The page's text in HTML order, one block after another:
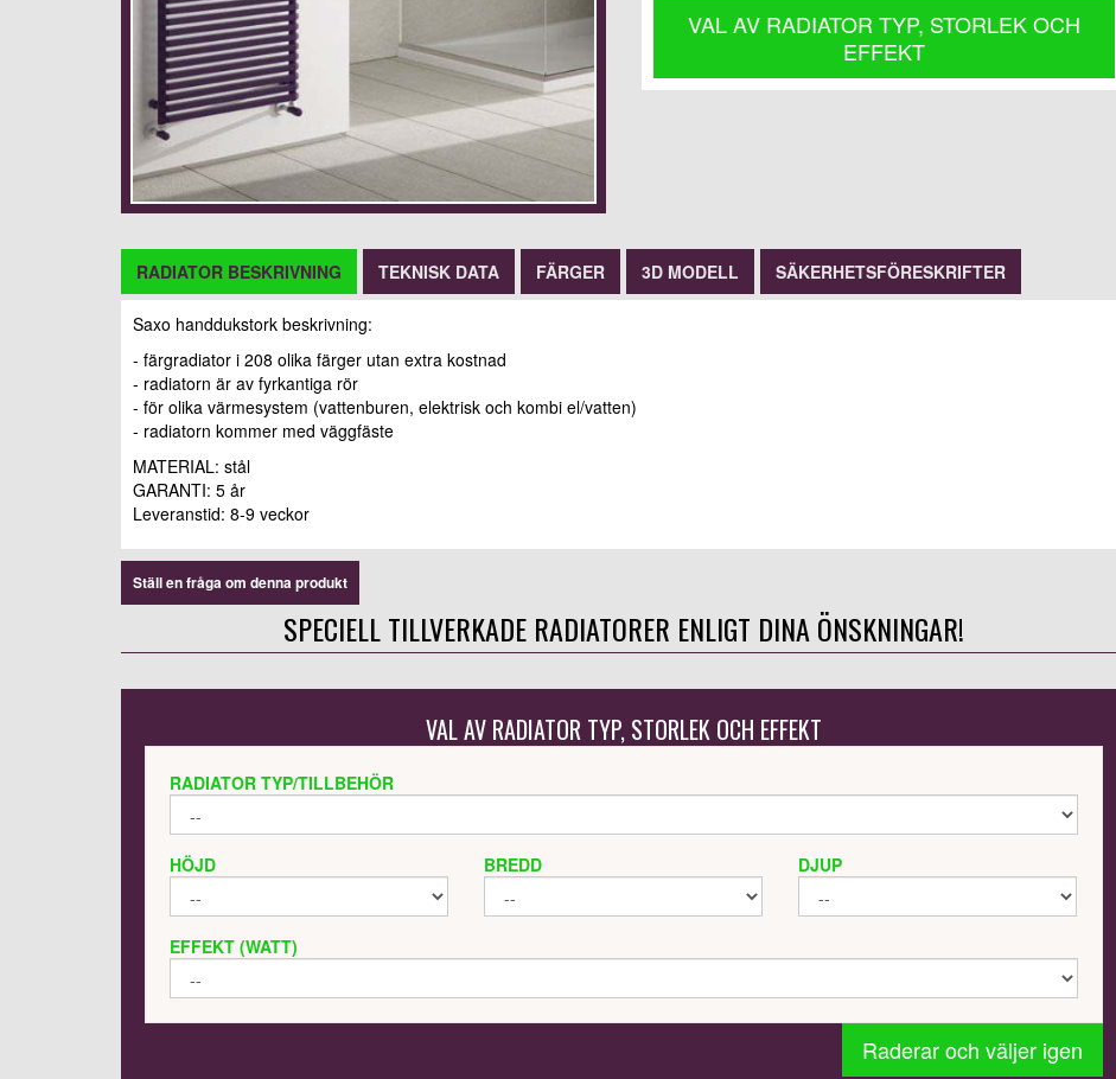
VAL AV RADIATOR TYP, STORLEK OCH
EFFEKT
RADIATOR BESKRIVNING TEKNISK DATA FÄRGER 3D MODELL SÄKERHETSFÖRESKRIFTER
Saxo handdukstork beskrivning:
- färgradiator i 208 olika färger utan extra kostnad
- radiatorn är av fyrkantiga rör
- för olika värmesystem (vattenburen, elektrisk och kombi el/vatten)
- radiatorn kommer med väggfäste
MATERIAL: stål
GARANTI: 5 år
Leveranstid: 8-9 veckor
Ställ en fråga om denna produkt
SPECIELL TILLVERKADE RADIATORER ENLIGT DINA ÖNSKNINGAR!
VAL AV RADIATOR TYP, STORLEK OCH EFFEKT
RADIATOR TYP/TILLBEHÖR
HÖJD BREDD DJUP
EFFEKT (WATT)
Raderar och väljer igen